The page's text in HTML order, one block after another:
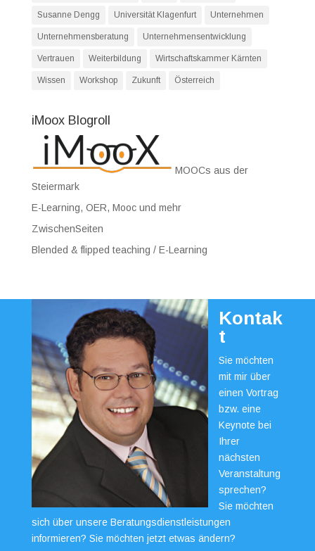
Susanne Dengg Universität Klagenfurt Unternehmen
Unternehmensberatung Unternehmensentwicklung
Vertrauen Weiterbildung Wirtschaftskammer Kärnten
Wissen Workshop Zukunft Österreich
iMoox Blogroll
MOOCs aus der
Steiermark
E-Learning, OER, Mooc und mehr
ZwischenSeiten
Blended & flipped teaching / E-Learning
Kontak
t
Sie möchten
mit mir über
einen Vortrag
bzw. eine
Keynote bei
Ihrer
nächsten
Veranstaltung
sprechen?
Sie möchten
sich über unsere Beratungsdienstleistungen
informieren? Sie möchten jetzt etwas ändern?